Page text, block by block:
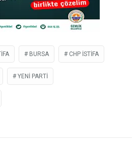
BURSA CHP ISTIFA
YENI PARTI